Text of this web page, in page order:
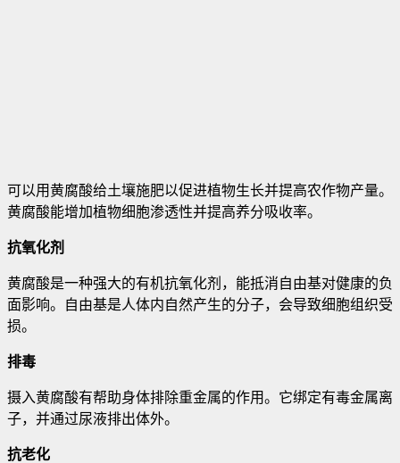
可以用黄腐酸给土壤施肥以促进植物生长并提高农作物产量。
黄腐酸能增加植物细胞渗透性并提高养分吸收率。
抗氧化剂
黄腐酸是一种强大的有机抗氧化剂，能抵消自由基对健康的负
面影响。自由基是人体内自然产生的分子，会导致细胞组织受
损。
排毒
摄入黄腐酸有帮助身体排除重金属的作用。它绑定有毒金属离
子，并通过尿液排出体外。
抗老化